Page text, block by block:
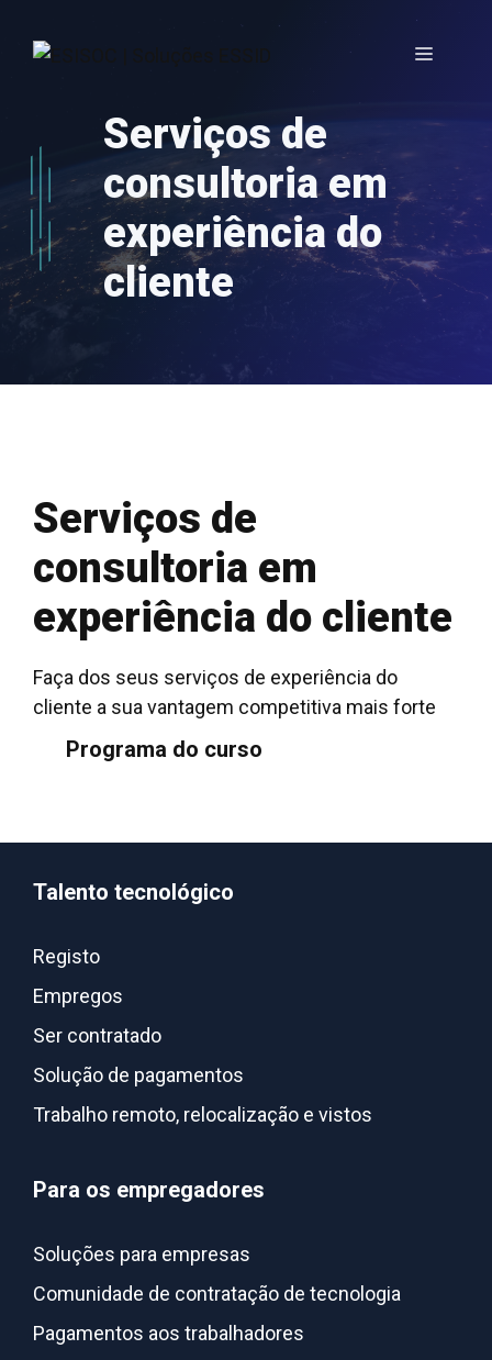
para
Menu
Serviços de
consultoria em
experiência do
cliente
Serviços de
consultoria em
experiência do cliente
Faça dos seus serviços de experiência do
cliente a sua vantagem competitiva mais forte
Programa do curso
Talento tecnológico
Registo
Empregos
Ser contratado
Solução de pagamentos
Trabalho remoto, relocalização e vistos
Para os empregadores
Soluções para empresas
Comunidade de contratação de tecnologia
Pagamentos aos trabalhadores